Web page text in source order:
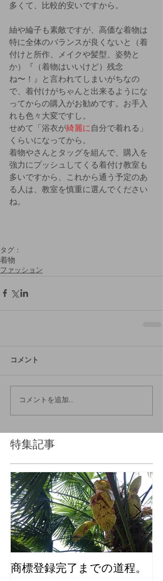
多くて、比較的安いですから。
紬や綸子も素敵ですが、高価な着物は
特に全体のバランスが良くないと（着
付けと所作、メイクや髪型、姿勢と
か）『（着物はいいけど）残念
ね〜！』と言われてしまいがちなの
で、着付けがちゃんと出来るようにな
ってからの購入がお勧めです。お手入
れも色々大変ですし。
せめて「浴衣が綺麗に自分で着れる」
くらいになってから。
着物やさんとタッグを組んで、購入を
強力にプッシュしてくる着付け教室も
多いですから、これから通う予定のあ
る人は、教室を慎重に選んでください
ね。
タグ：
着物
ファッション
コメント
コメントを追加…
特集記事
商標登録完了までの道程。